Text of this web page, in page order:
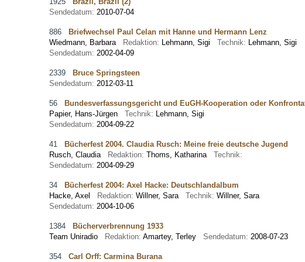
Sendedatum: 2010-07-04
886 Briefwechsel Paul Celan mit Hanne und Hermann Lenz
Wiedmann, Barbara
Redaktion: Lehmann, Sigi Technik: Lehmann, Sigi
Sendedatum: 2002-04-09
2339 Bruce Springsteen
Sendedatum: 2012-03-11
56 Bundesverfassungsgericht und EuGH-Kooperation oder
Papier, Hans-Jürgen
Technik: Lehmann, Sigi
Sendedatum: 2004-09-22
41 Bücherfest 2004. Claudia Rusch: Meine freie deutsche Jugend
Rusch, Claudia
Redaktion: Thoms, Katharina Technik:
Sendedatum: 2004-09-29
34 Bücherfest 2004: Axel Hacke: Deutschlandalbum
Hacke, Axel
Redaktion: Willner, Sara Technik: Willner, Sara
Sendedatum: 2004-10-06
1384 Bücherverbrennung 1933
Team Uniradio
Redaktion: Amartey, Terley Sendedatum: 2008-07-23
354 Carl Orff: Carmina Burana